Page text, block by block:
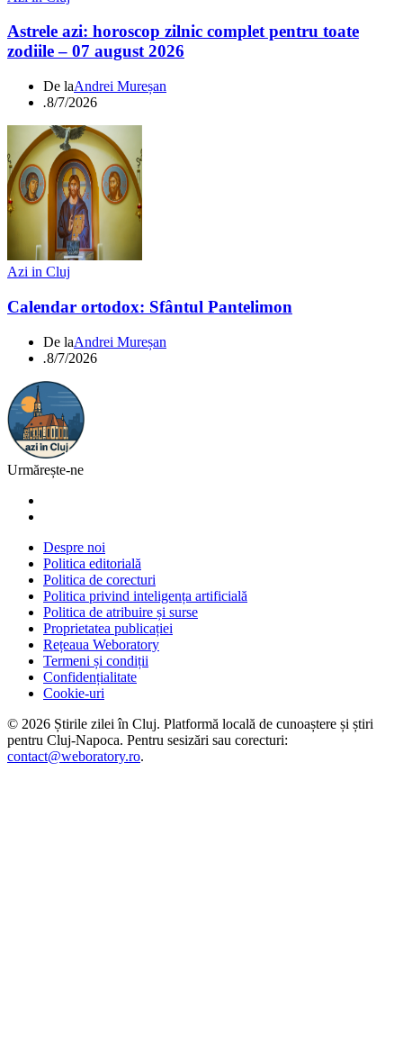
Astrele azi: horoscop zilnic complet pentru toate
zodiile – 07 august 2026
De laAndrei Mureșan
.8/7/2026
Azi in Cluj
Calendar ortodox: Sfântul Pantelimon
De laAndrei Mureșan
.8/7/2026
Urmărește-ne
Despre noi
Politica editorială
Politica de corecturi
Politica privind inteligența artificială
Politica de atribuire și surse
Proprietatea publicației
Rețeaua Weboratory
Termeni și condiții
Confidențialitate
Cookie-uri
© 2026 Știrile zilei în Cluj. Platformă locală de cunoaștere și știri
pentru Cluj-Napoca. Pentru sesizări sau corecturi:
contact@weboratory.ro.